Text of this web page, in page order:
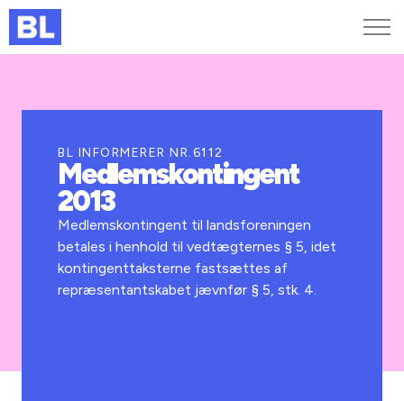
Kurser og arrangementer
Jobportalen
BL INFORMERER NR.6112
Medlemskontingent
2013
Medlemskontingent til landsforeningen
betales i henhold til vedtægternes § 5, idet
kontingenttaksterne fastsættes af
repræsentantskabet jævnfør § 5, stk. 4.